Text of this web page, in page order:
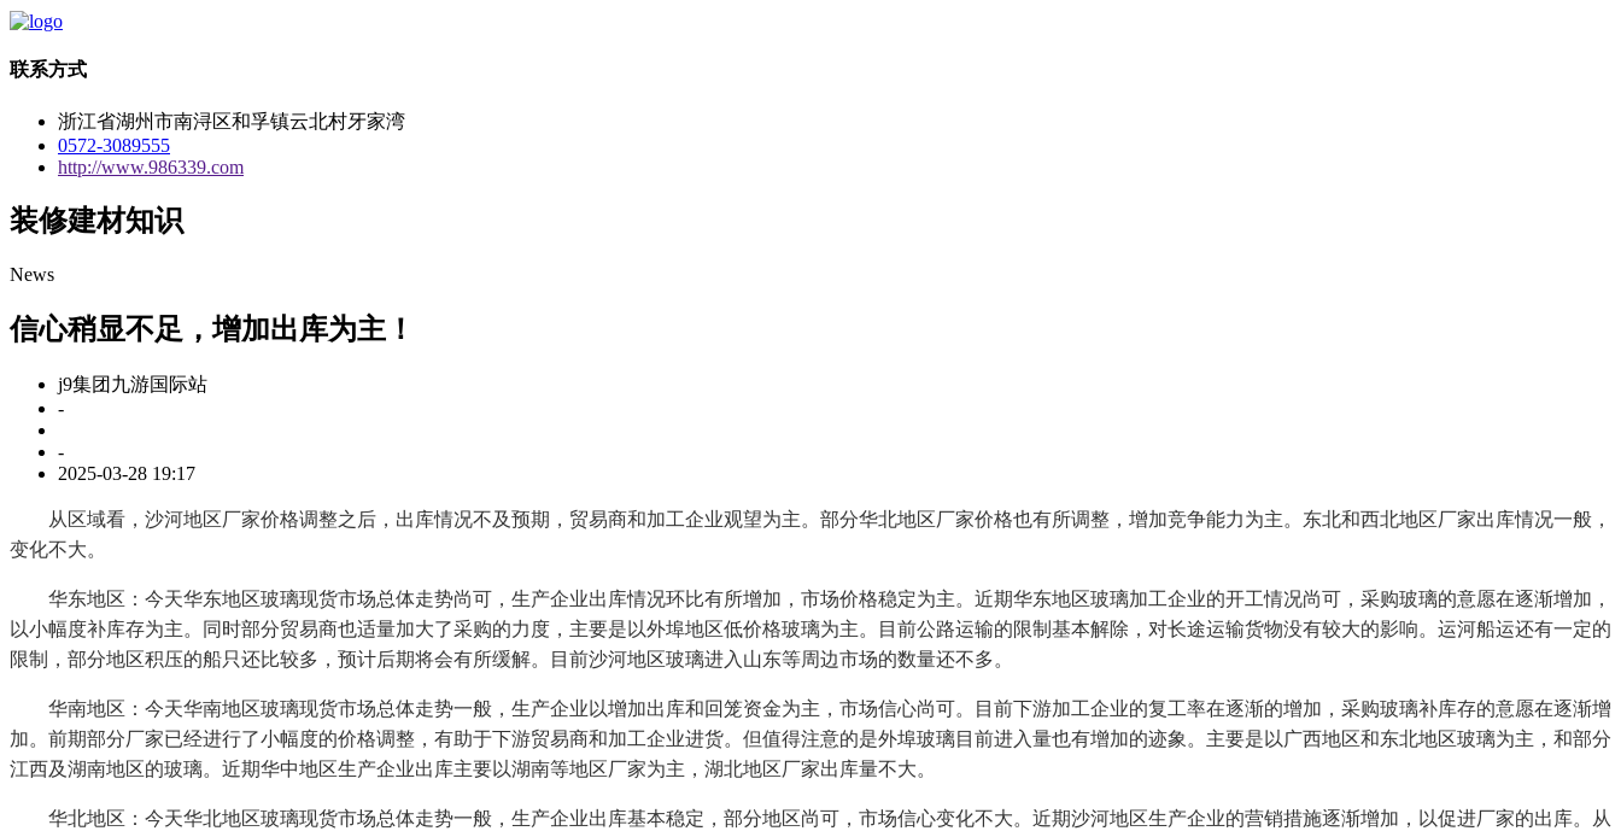
联系方式
浙江省湖州市南浔区和孚镇云北村牙家湾
0572-3089555
http://www.986339.com
装修建材知识
News
信心稍显不足，增加出库为主！
j9集团九游国际站
-
-
2025-03-28 19:17
从区域看，沙河地区厂家价格调整之后，出库情况不及预期，贸易商和加工企业观望为主。部分华北地区厂家价格也有所调整，增加竞争能力为主。东北和西北地区厂家出库情况一般，
变化不大。
华东地区：今天华东地区玻璃现货市场总体走势尚可，生产企业出库情况环比有所增加，市场价格稳定为主。近期华东地区玻璃加工企业的开工情况尚可，采购玻璃的意愿在逐渐增加，
以小幅度补库存为主。同时部分贸易商也适量加大了采购的力度，主要是以外埠地区低价格玻璃为主。目前公路运输的限制基本解除，对长途运输货物没有较大的影响。运河船运还有一定的
限制，部分地区积压的船只还比较多，预计后期将会有所缓解。目前沙河地区玻璃进入山东等周边市场的数量还不多。
华南地区：今天华南地区玻璃现货市场总体走势一般，生产企业以增加出库和回笼资金为主，市场信心尚可。目前下游加工企业的复工率在逐渐的增加，采购玻璃补库存的意愿在逐渐增
加。前期部分厂家已经进行了小幅度的价格调整，有助于下游贸易商和加工企业进货。但值得注意的是外埠玻璃目前进入量也有增加的迹象。主要是以广西地区和东北地区玻璃为主，和部分
江西及湖南地区的玻璃。近期华中地区生产企业出库主要以湖南等地区厂家为主，湖北地区厂家出库量不大。
华北地区：今天华北地区玻璃现货市场总体走势一般，生产企业出库基本稳定，部分地区尚可，市场信心变化不大。近期沙河地区生产企业的营销措施逐渐增加，以促进厂家的出库。从